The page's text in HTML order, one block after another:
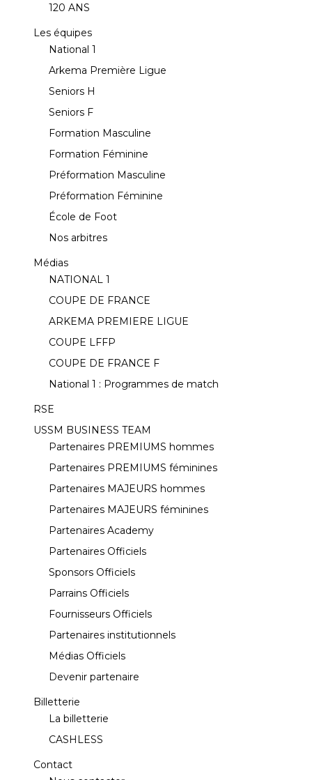
120 ANS
Les équipes
National 1
Arkema Première Ligue
Seniors H
Seniors F
Formation Masculine
Formation Féminine
Préformation Masculine
Préformation Féminine
École de Foot
Nos arbitres
Médias
NATIONAL 1
COUPE DE FRANCE
ARKEMA PREMIERE LIGUE
COUPE LFFP
COUPE DE FRANCE F
National 1 : Programmes de match
RSE
USSM BUSINESS TEAM
Partenaires PREMIUMS hommes
Partenaires PREMIUMS féminines
Partenaires MAJEURS hommes
Partenaires MAJEURS féminines
Partenaires Academy
Partenaires Officiels
Sponsors Officiels
Parrains Officiels
Fournisseurs Officiels
Partenaires institutionnels
Médias Officiels
Devenir partenaire
Billetterie
La billetterie
CASHLESS
Contact